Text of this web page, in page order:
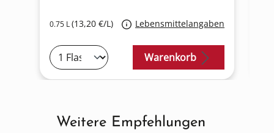
0.75 L(13,20 €/L) Lebensmittelangaben
Warenkorb
Produktgalerie überspringen
Weitere Empfehlungen